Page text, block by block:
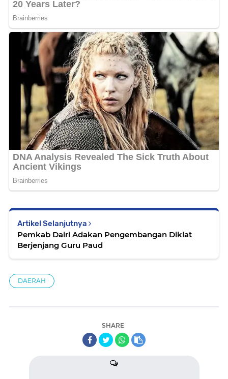
Artikel Selanjutnya
Pemkab Dairi Adakan Pengembangan Diklat
Berjenjang Guru Paud
DAERAH
SHARE